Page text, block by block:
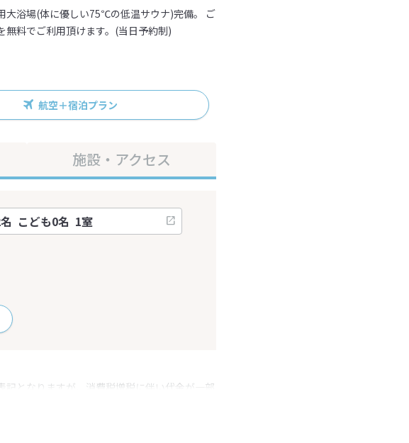
大浴場(体に優しい75℃の低温サウナ)完備。 ご
無料でご利用頂けます。(当日予約制)
航空＋宿泊プラン
施設・アクセス
となりますが、消費税増税に伴い代金が一部